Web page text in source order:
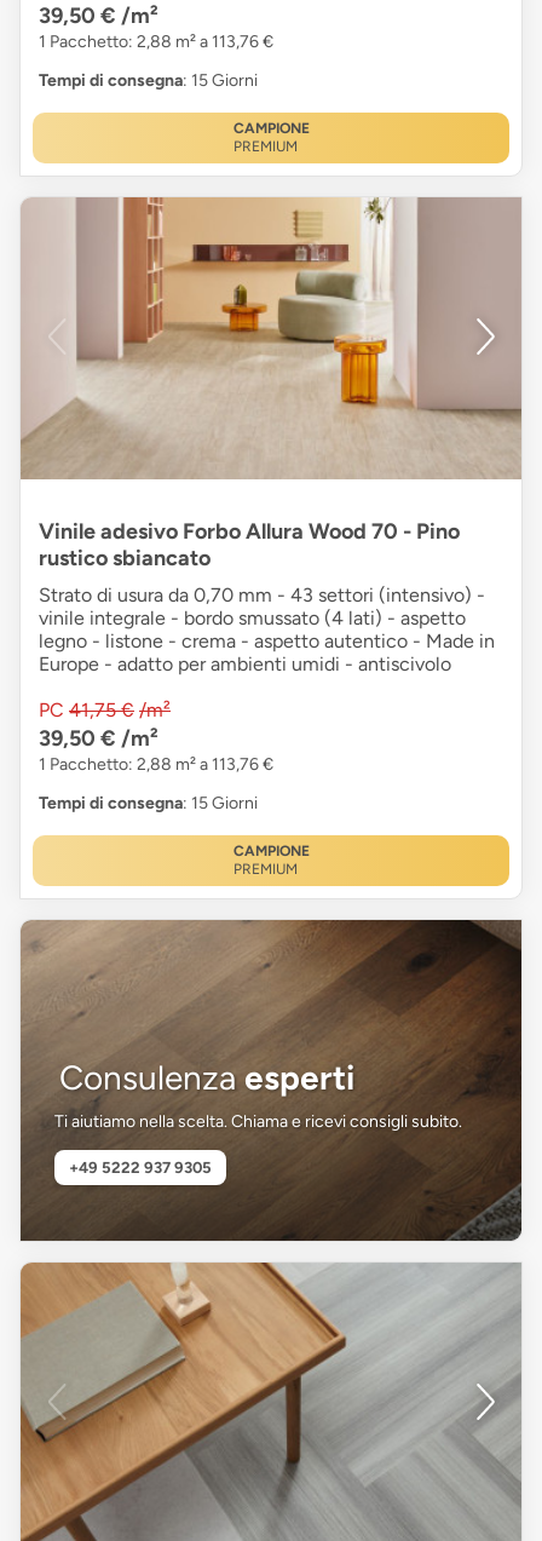
39,50 € /m²
1 Pacchetto: 2,88 m² a 113,76 €
Tempi di consegna: 15 Giorni
CAMPIONE
PREMIUM
Vinile adesivo Forbo Allura Wood 70 - Pino
rustico sbiancato
Strato di usura da 0,70 mm - 43 settori (intensivo) -
vinile integrale - bordo smussato (4 lati) - aspetto
legno - listone - crema - aspetto autentico - Made in
Europe - adatto per ambienti umidi - antiscivolo
PC 41,75 € /m²
39,50 € /m²
1 Pacchetto: 2,88 m² a 113,76 €
Tempi di consegna: 15 Giorni
CAMPIONE
PREMIUM
Consulenza esperti
Ti aiutiamo nella scelta. Chiama e ricevi consigli subito.
+49 5222 937 9305